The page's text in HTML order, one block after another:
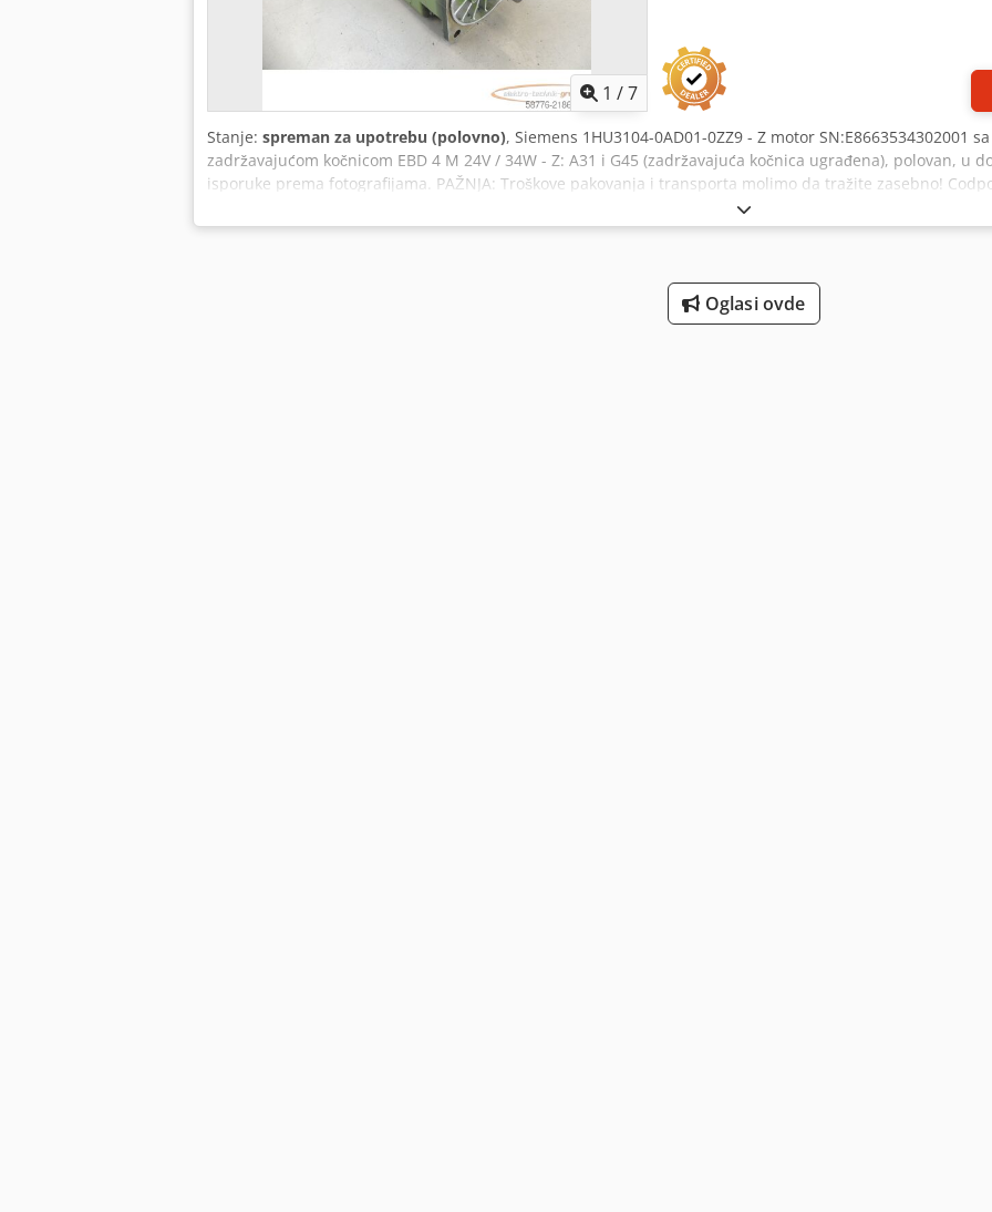
1 /7
Stanje: spreman za upotrebu (polovno), Siemens 1HU3104-0AD01-0ZZ9 - Z motor SN:E8663534302001
zadržavajućom kočnicom EBD 4 M 24V / 34W - Z: A31 i G45 (zadržavajuća kočnica ugrađena), polovan, u
isporuke prema fotografijama. PAŽNJA: Troškove pakovanja i transporta molimo da tražite zasebno!
Oglasi ovde